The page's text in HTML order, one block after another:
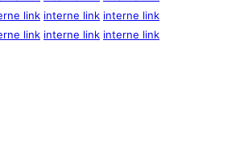
link interne link interne link
link interne link interne link